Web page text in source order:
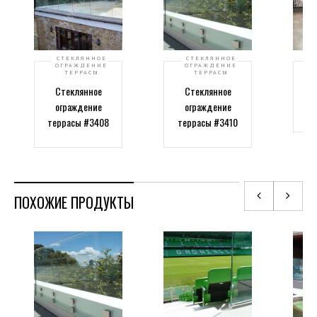
СТЕКЛЯННОЕ
ОГРАЖДЕНИЕ
ТЕРРАСЫ
Стеклянное
ограждение
террасы #3408
СТЕКЛЯННОЕ
ОГРАЖДЕНИЕ
ТЕРРАСЫ
Стеклянное
ограждение
террасы #3410
ПОХОЖИЕ ПРОДУКТЫ